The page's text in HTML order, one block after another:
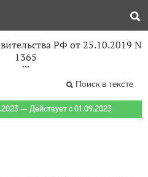
РФ от 25.10.2019 N
1365
Поиск в тексте
— Действует с 01.09.2023